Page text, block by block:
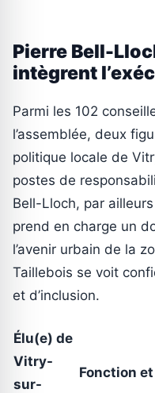
Pierre Bell-
intègrent
Parmi les 102
l’assemblée, deux
politique locale de
postes de
Bell-Lloch, par
prend en charge un
l’avenir urbain de la
Taillebois se voit
et d’inclusion.
Élu(e) de
Vitry-
sur-
Fonction